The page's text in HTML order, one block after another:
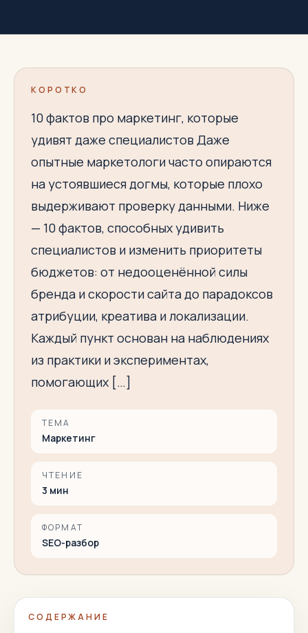
КОРОТКО
10 фактов про маркетинг, которые
удивят даже специалистов Даже
опытные маркетологи часто опираются
на устоявшиеся догмы, которые плохо
выдерживают проверку данными. Ниже
— 10 фактов, способных удивить
специалистов и изменить приоритеты
бюджетов: от недооценённой силы
бренда и скорости сайта до парадоксов
атрибуции, креатива и локализации.
Каждый пункт основан на наблюдениях
из практики и экспериментах,
помогающих […]
ТЕМА
Маркетинг
ЧТЕНИЕ
3 мин
ФОРМАТ
SEO-разбор
СОДЕРЖАНИЕ